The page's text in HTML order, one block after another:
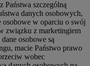
Państwa szczególną
danych osobowych,
osobowe w oparciu o swój
związku z marketingiem
osobowe są
macie Państwo prawo
wobec